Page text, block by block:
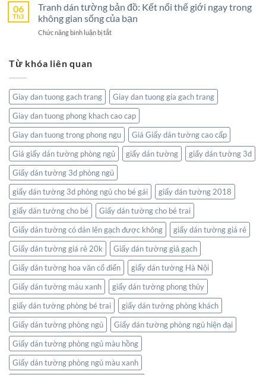
Không
Gian
Sống
Sức
Hút
Dán
Tường
Thanh
Hóa:
Thiên
Nhiên
06
Th3
Tranh dán tường bản đồ: Kết nối thế giới ngay trong
không gian sống của bạn
Chức năng bình luận bị tắtở
Kết
nối
giới
ngay
trong
không
gian
sống
của
bạn
Từ khóa liên quan
Giay dan tuong gach trang
Giay dan tuong gia gach trang
Giay dan tuong phong khach cao cap
Giay dan tuong trong phong ngu
Giá Giấy dán tường cao cấp
Giá giấy dán tường phòng ngủ
giấy dán tường
giấy dán tường 3d
Giấy dán tường 3d phòng ngủ
giấy dán tường 3d phòng ngủ cho bé gái
giấy dán tường 2018
giấy dán tường cho bé
Giấy dán tường cho bé trai
Giấy dán tường có dán lên gạch được không
giấy dán tường giá rẻ
Giấy dán tường giá rẻ 20k
Giấy dán tường giả gạch
Giấy dán tường hoa văn cổ điển
giấy dán tường Hà Nội
Giấy dán tường màu xanh
giấy dán tường phong thủy
giấy dán tường phòng bé trai
giấy dán tường phòng khách
Giấy dán tường phòng ngủ
Giấy dán tường phòng ngủ hiện đại
Giấy dán tường phòng ngủ màu hồng
Giấy dán tường phòng ngủ màu xanh